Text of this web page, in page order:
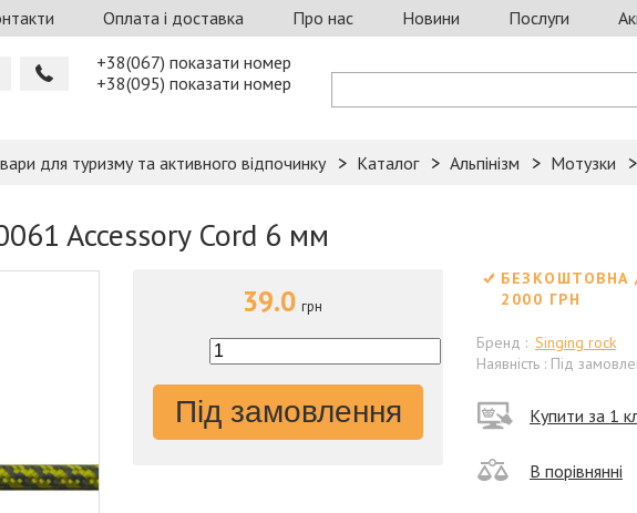
Оплата і доставка Про нас Новини Послуги
+38(067) показати номер
+38(095) показати номер
для туризму та активного відпочинку Каталог Альпінізм Мотузки
Accessory Cord 6 мм
БЕЗКОШТОВНА
2000 ГРН
Бренд : Singing rock
Наявність : Під
39.0 грн
Під замовлення Купити за 1
В порівнянні